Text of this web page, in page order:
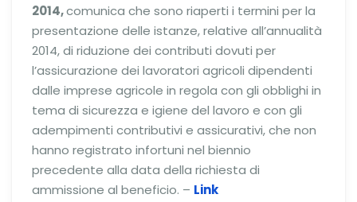
2014,comunica che sono riaperti i termini per la
presentazione delle istanze, relative all’annualità
2014, di riduzione dei contributi dovuti per
l’assicurazione dei lavoratori agricoli dipendenti
dalle imprese agricole in regola con gli obblighi in
tema di sicurezza e igiene del lavoro e con gli
adempimenti contributivi e assicurativi, che non
hanno registrato infortuni nel biennio
precedente alla data della richiesta di
ammissione al beneficio. – Link